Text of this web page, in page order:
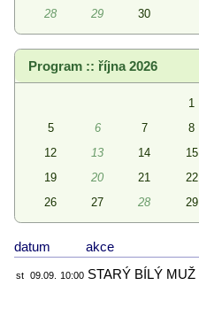
28
29 30
Program :: října 2026
1
5
6 7 8
12
13 14 15
19
20 21 22
26
27 28 29
datum akce
st 09.09. 10:00 STARÝ BÍLÝ MUŽ